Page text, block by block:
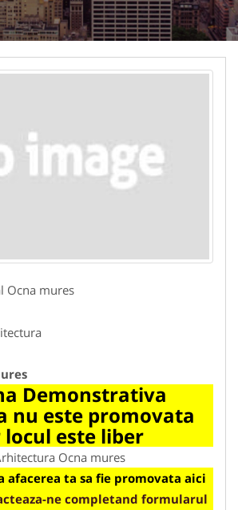
Ocna mures
Demonstrativa
nu este promovata
locul este liber
Ocna mures
afacerea ta sa fie promovata aici
ne completand formularul